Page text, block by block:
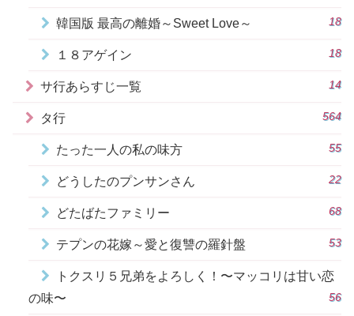
韓国版 最高の離婚～Sweet Love～ 18
１８アゲイン 18
サ行あらすじ一覧 14
タ行 564
たった一人の私の味方 55
どうしたのプンサンさん 22
どたばたファミリー 68
テプンの花嫁～愛と復讐の羅針盤 53
トクスリ５兄弟をよろしく！〜マッコリは甘い恋
の味〜
56